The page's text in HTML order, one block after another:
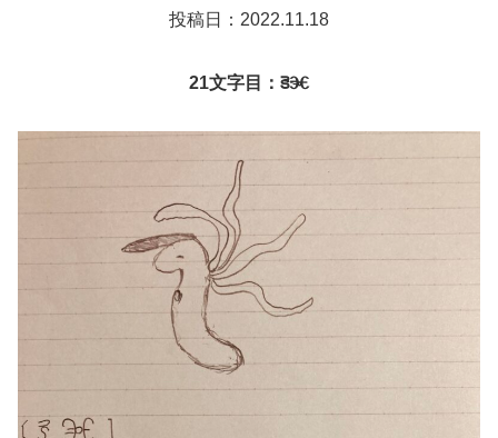
投稿日：2022.11.18
21文字目：కెⰧ